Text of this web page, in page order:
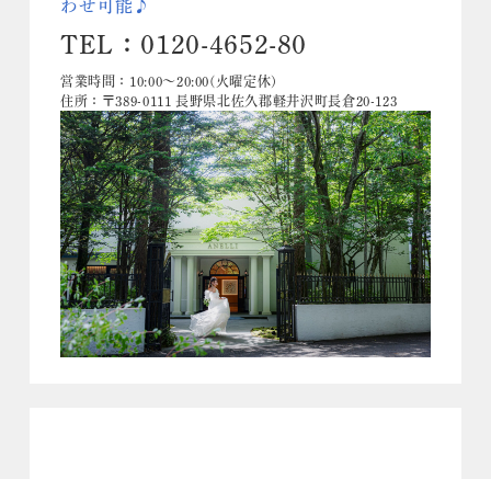
わせ可能♪
TEL：0120-4652-80
営業時間：10:00～20:00(火曜定休)
住所：〒389-0111 長野県北佐久郡軽井沢町長倉20-123